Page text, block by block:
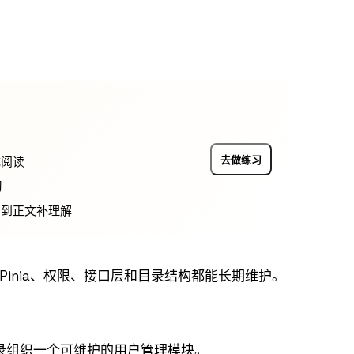
读
正文补理解
去做练习
、权限、接口层和目录结构都能长期维护。
织一个可维护的用户管理模块。